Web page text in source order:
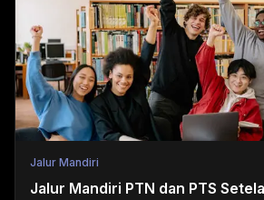
Jalur Mandiri
Jalur Mandiri PTN dan PTS